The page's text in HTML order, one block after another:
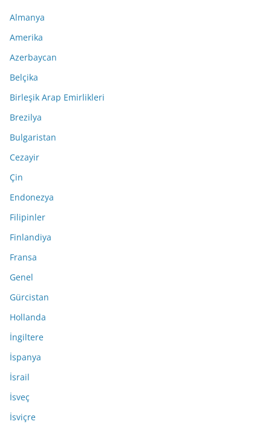
Almanya
Amerika
Azerbaycan
Belçika
Birleşik Arap Emirlikleri
Brezilya
Bulgaristan
Cezayir
Çin
Endonezya
Filipinler
Finlandiya
Fransa
Genel
Gürcistan
Hollanda
İngiltere
İspanya
İsrail
İsveç
İsviçre